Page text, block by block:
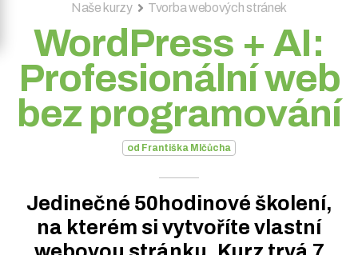
Naše kurzy Tvorba webových stránek
WordPress + AI:
Profesionální web
bez programování
od Františka Mlčůcha
Jedinečné 50hodinové školení,
na kterém si vytvoříte vlastní